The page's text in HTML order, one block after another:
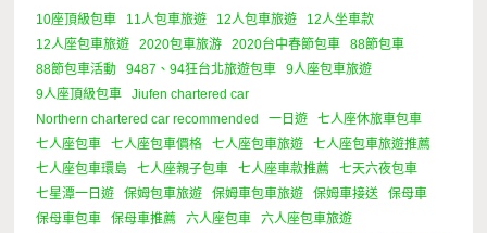
10座頂級包車 11人包車旅遊 12人包車旅遊
12人坐車款
12人座包車旅遊
2020包車旅游 2020台中春節包車
88節包車
88節包車活動
9487、94狂台北旅遊包車
9人座包車旅遊
9人座頂級包車
Jiufen chartered car
Northern chartered car recommended
一日遊
七人座休旅車包車
七人座包車
七人座包車價格 七人座包車旅遊
七人座包車旅遊推薦
七人座包車環島
七人座親子包車 七人座車款推薦
七天六夜包車
七星潭一日遊
保姆包車旅遊 保姆車包車旅遊 保姆車接送
保母車
保母車包車
保母車推薦 六人座包車
六人座包車旅遊